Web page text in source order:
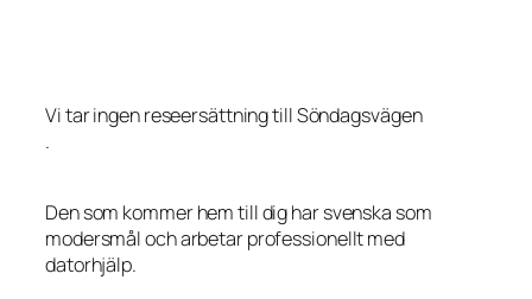
Vi tar ingen reseersättning till Söndagsvägen
.
Den som kommer hem till dig har svenska som
modersmål och arbetar professionellt med
datorhjälp.